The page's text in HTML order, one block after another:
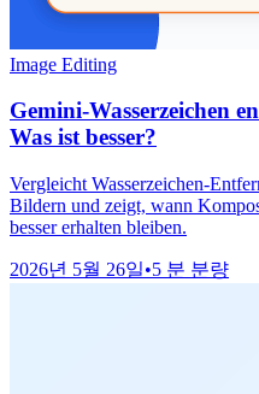
Image Editing
Gemini-Wasserzeichen
Was ist besser?
Vergleicht Wasserzeichen-
Bildern und zeigt, wann
besser erhalten bleiben.
2026년 5월 26일•5 분 분량